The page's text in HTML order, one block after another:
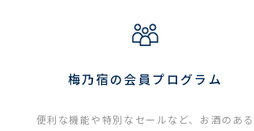
梅乃宿の会員プログラム
便利な機能や特別なセールなど、お酒のある